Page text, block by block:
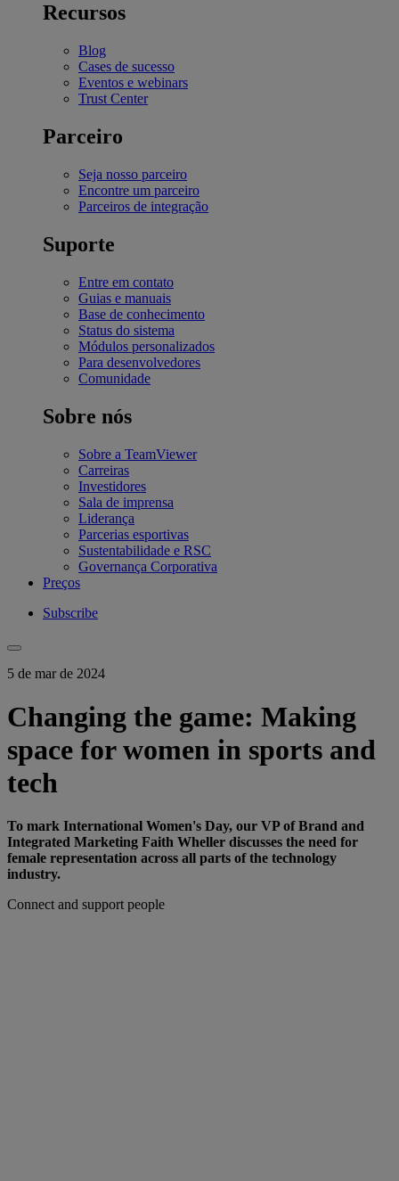
Recursos
Blog
Cases de sucesso
Eventos e webinars
Trust Center
Parceiro
Seja nosso parceiro
Encontre um parceiro
Parceiros de integração
Suporte
Entre em contato
Guias e manuais
Base de conhecimento
Status do sistema
Módulos personalizados
Para desenvolvedores
Comunidade
Sobre nós
Sobre a TeamViewer
Carreiras
Investidores
Sala de imprensa
Liderança
Parcerias esportivas
Sustentabilidade e RSC
Governança Corporativa
Preços
Subscribe
5 de mar de 2024
Changing the game: Making
space for women in sports and
tech
To mark International Women's Day, our VP of Brand and
Integrated Marketing Faith Wheller discusses the need for
female representation across all parts of the technology
industry.
Connect and support people